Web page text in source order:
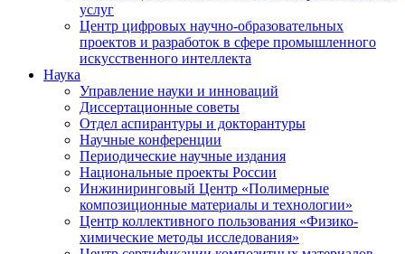
услуг
Центр цифровых научно-образовательных
проектов и разработок в сфере промышленного
искусственного интеллекта
Наука
Управление науки и инноваций
Диссертационные советы
Отдел аспирантуры и докторантуры
Научные конференции
Периодические научные издания
Национальные проекты России
Инжиниринговый Центр «Полимерные
композиционные материалы и технологии»
Центр коллективного пользования «Физико-
химические методы исследования»